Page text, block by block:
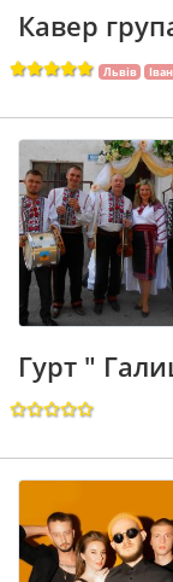
Кавер
Львів
Гурт "